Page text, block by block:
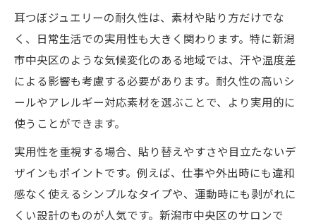
耳つぼジュエリーの耐久性は、素材や貼り方だけでな
く、日常生活での実用性も大きく関わります。特に新潟
市中央区のような気候変化のある地域では、汗や温度差
による影響も考慮する必要があります。耐久性の高いシ
ールやアレルギー対応素材を選ぶことで、より実用的に
使うことができます。
実用性を重視する場合、貼り替えやすさや目立たないデ
ザインもポイントです。例えば、仕事や外出時にも違和
感なく使えるシンプルなタイプや、運動時にも剥がれに
くい設計のものが人気です。新潟市中央区のサロンで